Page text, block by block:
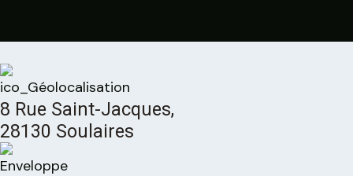
8 Rue Saint-Jacques,
28130 Soulaires